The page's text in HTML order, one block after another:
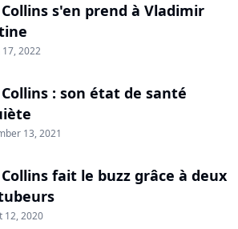
s'en prend à Vladimir
2022
: son état de santé
13, 2021
fait le buzz grâce à deux
12, 2020